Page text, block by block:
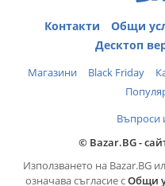
Контакти Общи
Десктоп
Магазини Black Friday
Въпроси
© Bazar.BG -
Използването на Bazar.BG
означава съгласие сОбщи